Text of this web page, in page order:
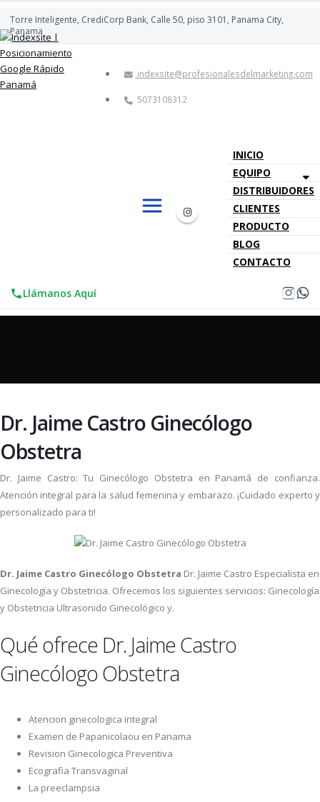
Torre Inteligente, CrediCorp Bank, Calle 50, piso 3101, Panama City,
Panama
indexsite@profesionalesdelmarketing.com
5073108312
INICIO
EQUIPO
DISTRIBUIDORES
CLIENTES
PRODUCTO
BLOG
CONTACTO
Llámanos Aquí
Dr. Jaime Castro Ginecólogo
Obstetra
Dr. Jaime Castro: Tu Ginecólogo Obstetra en Panamá de confianza.
Atención integral para la salud femenina y embarazo. ¡Cuidado experto y
personalizado para ti!
Dr. Jaime Castro Ginecólogo Obstetra Dr. Jaime Castro Especialista en
Ginecología y Obstetricia. Ofrecemos los siguientes servicios: Ginecología
y Obstetricia Ultrasonido Ginecológico y.
Qué ofrece Dr. Jaime Castro
Ginecólogo Obstetra
Atencion ginecologica integral
Examen de Papanicolaou en Panama
Revision Ginecologica Preventiva
Ecografia Transvaginal
La preeclampsia